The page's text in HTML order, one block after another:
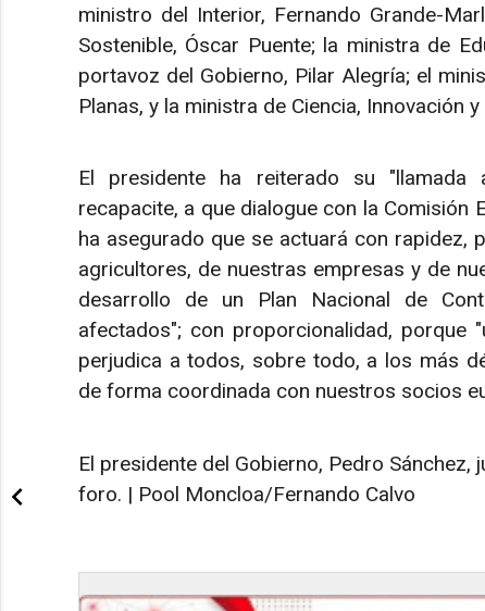
ministro del Interior, Fernando Grande-
Sostenible, Óscar Puente; la ministra de
portavoz del Gobierno, Pilar Alegría; el
Planas, y la ministra de Ciencia, Innovación
El presidente ha reiterado su "llamada
recapacite, a que dialogue con la Comisión
ha asegurado que se actuará con rapidez,
agricultores, de nuestras empresas y de
desarrollo de un Plan Nacional de
afectados"; con proporcionalidad, porque
perjudica a todos, sobre todo, a los más
de forma coordinada con nuestros socios
El presidente del Gobierno, Pedro
foro. | Pool Moncloa/Fernando Calvo